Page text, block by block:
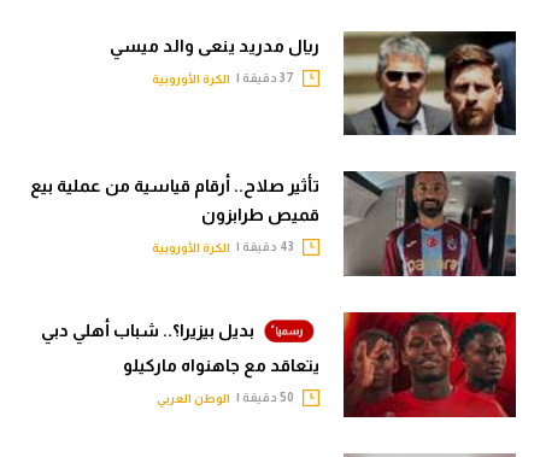
ريال مدريد ينعى والد ميسي
الكرة الأوروبية
تأثير صلاح.. أرقام قياسية من عملية بيع
قميص طرابزون
الكرة الأوروبية
بديل بيزيرا؟.. شباب أهلي دبي
يتعاقد مع جاهنواه ماركيلو
الوطن العربي